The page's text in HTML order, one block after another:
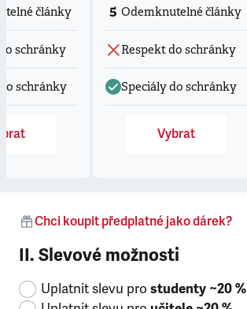
články
schránky
schránky
5 Odemknutelné články
Respekt do schránky
Speciály do schránky
Vybrat
Chci koupit předplatné jako dárek?
II. Slevové možnosti
Uplatnit slevu pro studenty ~20 %